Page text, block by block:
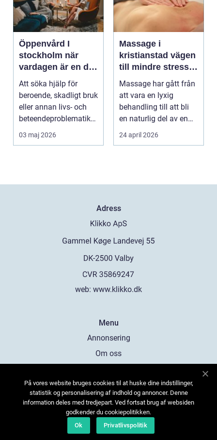
Öppenvård I
stockholm när
vardagen är en del
av behandlingen
Att söka hjälp för
beroende, skadligt bruk
eller annan livs- och
beteendeproblematik
är ett stort st...
03 maj 2026
Massage i
kristianstad vägen
till mindre stress
och mer energi i
vardagen
Massage har gått från
att vara en lyxig
behandling till att bli
en naturlig del av en
hållbar livsst...
24 april 2026
Adress
web: www.klikko.dk
Menu
Annonsering
Om oss
Kontakta oss
Sitemap
På vores website bruges cookies til at huske dine indstillinger,
statistik og personalisering af indhold og annoncer. Denne
information deles med tredjepart. Ved fortsat brug af websiden
godkender du cookiepolitikken.
Ok
Privatlivspolitik